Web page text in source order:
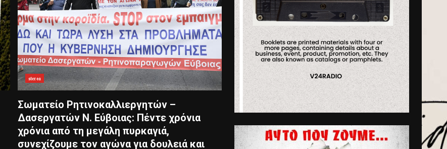
𝔰𝔱𝔢𝔯𝔢𝔞
Σωματείο Ρητινοκαλλιεργητών –
Δασεργατών Ν. Εύβοιας: Πέντε χρόνια
χρόνια από τη μεγάλη πυρκαγιά,
συνεχίζουμε τον αγώνα για δουλειά και